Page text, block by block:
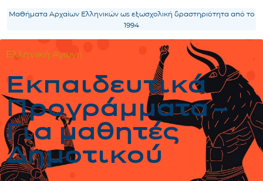
Μαθήματα Αρχαίων Ελληνικών ως εξωσχολική δραστηριότητα από το
1994
Ελληνική Αγωγή
Εκπαιδευτικά
Προγράμματα –
Για μαθητές
Δημοτικού